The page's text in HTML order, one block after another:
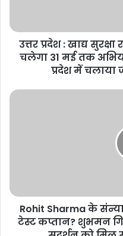
के
लिए
चलेगा
तक
में
चलाया
उत्तर प्रदेश : खाद्य
चलेगा 31 मई तक
प्रदेश में चलाया
Rohit
अगला
टेस्ट
कप्तान?
Rohit Sharma के
टेस्ट कप्तान? शुभमन